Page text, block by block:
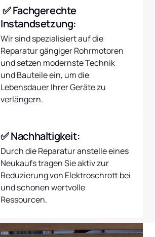
Instandsetzung:
Wir sind spezialisiert auf die
Reparatur gängiger Rohrmotoren
und setzen modernste Technik
und Bauteile ein, um die
Lebensdauer Ihrer Geräte zu
verlängern.
✅ Nachhaltigkeit:
Durch die Reparatur anstelle eines
Neukaufs tragen Sie aktiv zur
Reduzierung von Elektroschrott bei
und schonen wertvolle
Ressourcen.